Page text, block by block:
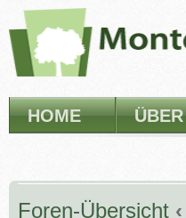
HOME
Foren-Übersicht ‹